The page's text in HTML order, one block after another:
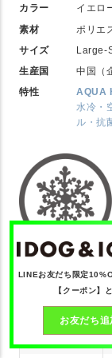
カラー
イエロ
素材
ポリエ
サイズ
Large-
生産国
中国（
特性
AQUA
水冷・
ル・抗
犬服仕上がり
サイズ(cm)
LINEお友だち限定
【クーポン】
お友だち追